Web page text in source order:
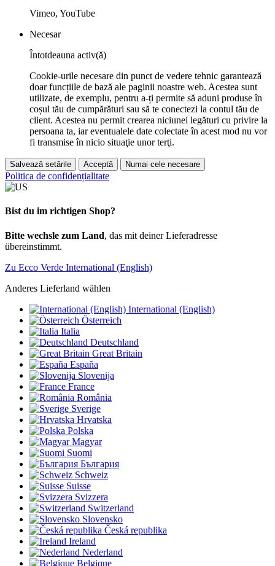
Vimeo, YouTube
Necesar
Întotdeauna activ(ă)
Cookie-urile necesare din punct de vedere tehnic garantează
doar funcțiile de bază ale paginii noastre web. Acestea sunt
utilizate, de exemplu, pentru a-ți permite să aduni produse în
coșul tău de cumpărături sau să te conectezi la contul tău de
client. Acestea nu permit crearea niciunei legături cu privire la
persoana ta, iar eventualele date colectate în acest mod nu vor
fi transmise în nicio situaţie unor terţi.
Salvează setările Acceptă Numai cele necesare
Politica de confidențialitate
Bist du im richtigen Shop?
Bitte wechsle zum Land, das mit deiner Lieferadresse
übereinstimmt.
Zu Ecco Verde International (English)
Anderes Lieferland wählen
International (English)
Österreich
Italia
Deutschland
Great Britain
España
Slovenija
France
România
Sverige
Hrvatska
Polska
Magyar
Suomi
България
Schweiz
Suisse
Svizzera
Switzerland
Slovensko
Česká republika
Ireland
Nederland
Belgique